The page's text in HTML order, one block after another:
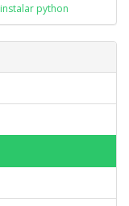
instalar python